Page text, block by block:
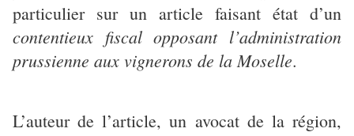
particulier sur un article faisant état d’un
contentieux fiscal opposant l’administration
prussienne aux vignerons de la Moselle.
L’auteur de l’article, un avocat de la région,